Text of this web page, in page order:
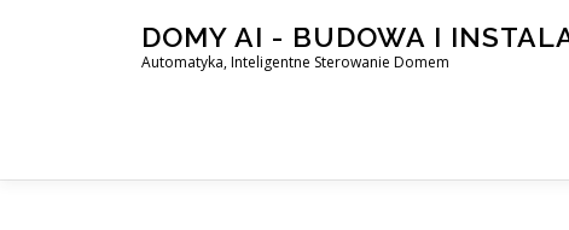
DOMY AI - BUDOWA I
Automatyka, Inteligentne Sterowanie Domem